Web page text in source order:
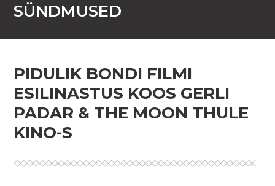
SÜNDMUSED
PIDULIK BONDI FILMI
ESILINASTUS KOOS GERLI
PADAR & THE MOON THULE
KINO-S